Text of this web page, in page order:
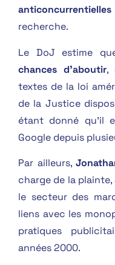
recherche.
Le DoJ estime
chances d’aboutir,
textes de la loi
de la Justice
étant donné qu’il
Google depuis
Par ailleurs,
charge de la
le secteur des
liens avec les
pratiques
années 2000.